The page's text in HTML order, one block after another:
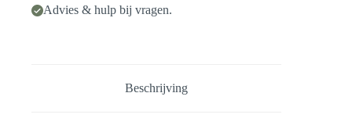
Advies & hulp bij vragen.
Beschrijving